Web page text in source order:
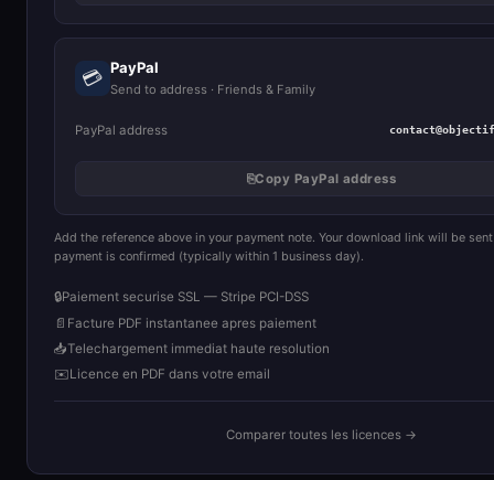
💳 PayPal
Send to address · Friends & Family
PayPal address
⎘Copy PayPal address
Add the reference above in your payment note. Your download link will be
payment is confirmed (typically within 1 business day).
🔒Paiement securise SSL — Stripe PCI-DSS
📄 Facture PDF instantanee apres paiement
📥Telechargement immediat haute resolution
✉️Licence en PDF dans votre email
Comparer toutes les licences →